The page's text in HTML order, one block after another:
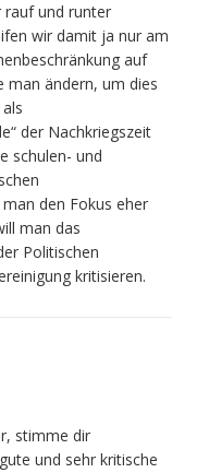
rauf und runter
wir damit ja nur am
auf
man ändern, um dies
der Nachkriegszeit
schulen- und
den Fokus eher
man das
Politischen
kritisieren.
stimme dir
und sehr kritische